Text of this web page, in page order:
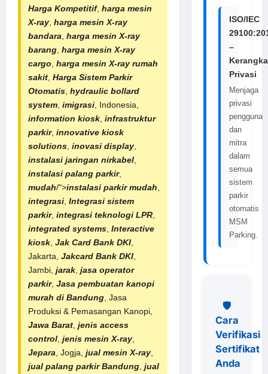
Harga Kompetitif, harga mesin
X-ray harga mesin X-ray
bandara harga mesin X-ray
barang harga mesin X-ray
cargo harga mesin X-ray rumah
sakit Harga Sistem Parkir
Otomatis hydraulic bollard
system imigrasi , Indonesia,
information kiosk infrastruktur
parkir, innovative kiosk
solutions inovasi display
instalasi jaringan nirkabel
instalasi palang parkir,
mudah/">instalasi parkir mudah
integrasi Integrasi sistem
parkir, integrasi teknologi LPR
integrated systems Interactive
kiosk Jak Card Bank DKI
Jakarta, Jakcard Bank DKI
Jambi, jarak jasa operator
parkir, Jasa pembuatan kanopi
murah di Bandung , Jasa
Produksi & Pemasangan Kanopi,
Jawa Barat jenis access
control jenis mesin X-ray
Jepara , Jogja, jual mesin X-ray
jual palang parkir Bandung jual
ISO/IEC
–
Kerangka
Privasi
Menjaga
privasi
pengguna
dan
mitra
dalam
semua
sistem
parkir
otomatis
MSM
Parking.
🛡️
Cara
Verifikasi
Sertifikat
Anda